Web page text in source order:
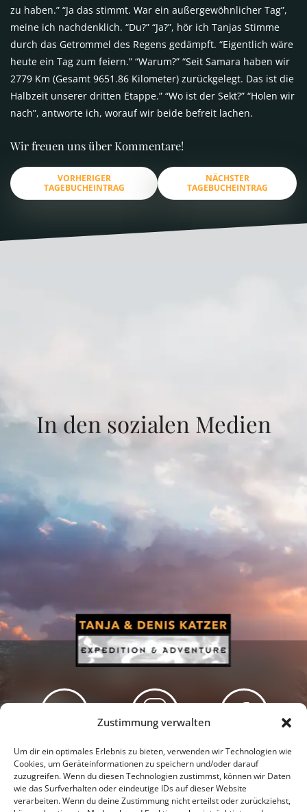
Zustimmung verwalten
Um dir ein optimales Erlebnis zu bieten, verwenden wir Technologien wie
Cookies, um Geräteinformationen zu speichern und/oder darauf
zuzugreifen. Wenn du diesen Technologien zustimmst, können wir Daten
wie das Surfverhalten oder eindeutige IDs auf dieser Website
verarbeiten. Wenn du deine Zustimmung nicht erteilst oder zurückziehst,
zu haben.” “Ja das stimmt. War ein außergewöhnlicher Tag”,
meine ich nachdenklich. “Du?” “Ja?”, hör ich Tanjas Stimme
durch das Getrommel des Regens gedämpft. “Eigentlich wäre
heute ein Tag zum feiern.” “Warum?” “Seit Samara haben wir
2779 Km (Gesamt 9651.86 Kilometer) zurückgelegt. Das ist die
Halbzeit unserer dritten Etappe.” “Wo ist der Sekt?” “Holen wir
nach”, antworte ich, worauf wir beide befreit lachen.
Wir freuen uns über Kommentare!
VORHERIGER
TAGEBUCHEINTRAG
NÄCHSTER
TAGEBUCHEINTRAG
In den sozialen Medien
Newsletter Podcast Facebook